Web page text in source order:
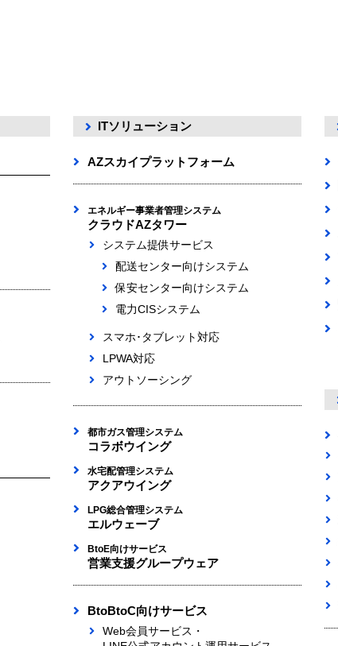
ITソリューション
AZスカイプラットフォーム
エネルギー事業者管理システム
クラウドAZタワー
システム提供サービス
配送センター向けシステム
保安センター向けシステム
電力CISシステム
スマホ･タブレット対応
LPWA対応
アウトソーシング
都市ガス管理システム
コラボウイング
水宅配管理システム
アクアウイング
LPG総合管理システム
エルウェーブ
BtoE向けサービス
営業支援グループウェア
BtoBtoC向けサービス
Web会員サービス・